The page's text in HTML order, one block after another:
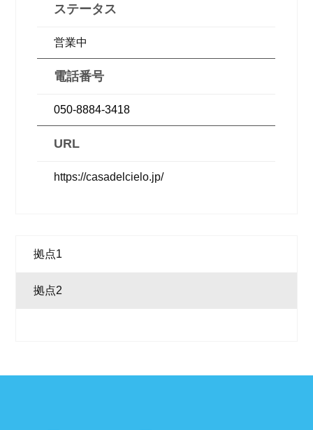
ステータス
営業中
電話番号
050-8884-3418
URL
https://casadelcielo.jp/
拠点1
拠点2